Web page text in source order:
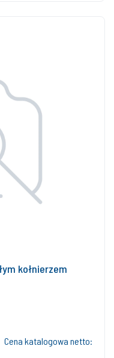
kołnierzem
Cena katalogowa netto: